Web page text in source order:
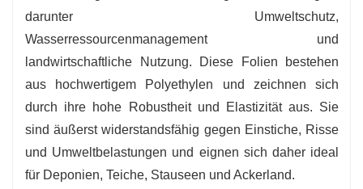
-Haltbarkeit
: beständig gegen Einstiche, Risse
und extreme Klimabedingungen, was eine lang
anhaltende Leistung gewährleistet.
-Chemische Beständigkeit : Es ist beständig
für industrielle Anwendungen geeignet.
: Entwickelt, um neben der
darunter Umweltschutz,
Wasserressourcenmanagement und
landwirtschaftliche Nutzung. Diese Folien bestehen
aus hochwertigem Polyethylen und zeichnen sich
durch ihre hohe Robustheit und Elastizität aus. Sie
sind äußerst widerstandsfähig gegen Einstiche, Risse
und Umweltbelastungen und eignen sich daher ideal
für Deponien, Teiche, Stauseen und Ackerland.